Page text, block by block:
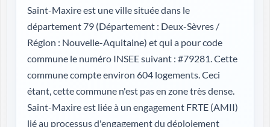
Saint-Maxire est une ville située dans le
département 79 (Département : Deux-Sèvres /
Région : Nouvelle-Aquitaine) et qui a pour code
commune le numéro INSEE suivant : #79281. Cette
commune compte environ 604 logements. Ceci
étant, cette commune n'est pas en zone très dense.
Saint-Maxire est liée à un engagement FRTE (AMII)
lié au processus d'engagement du déploiement